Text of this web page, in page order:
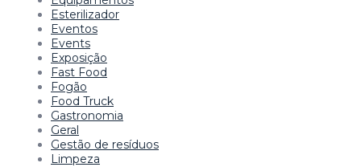
Esterilizador
Eventos
Events
Exposição
Fast Food
Fogão
Food Truck
Gastronomia
Geral
Gestão de resíduos
Limpeza